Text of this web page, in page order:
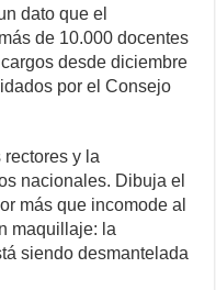
dato que el
de 10.000 docentes
desde diciembre
por el Consejo
y la
nacionales. Dibuja el
más que incomode al
maquillaje: la
siendo desmantelada